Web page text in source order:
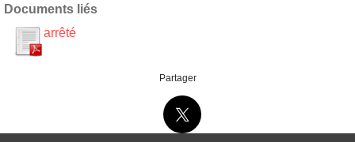
Documents liés
arrêté
Partager